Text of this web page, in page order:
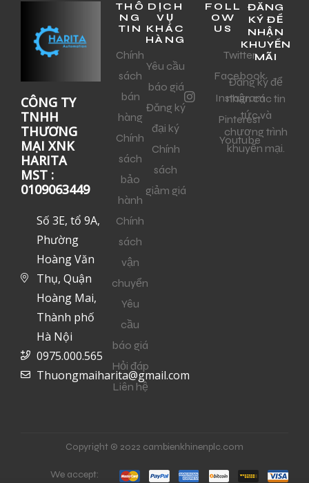
CÔNG TY
TNHH
THƯƠNG
MẠI XNK
HARITA
MST :
0109063449
Số 3E, tổ 9A,
Phường
Hoàng Văn
Thụ, Quận
Hoàng Mai,
Thành phố
Hà Nội
0975.000.565
Thuongmaiharita@gmail.com
THÔ
NG
TIN
Chính
sách
bán
hàng
Chính
sách
bảo
hành
Chính
sách
vận
chuyển
Yêu
cầu
báo giá
Hỏi đáp
Liên hệ
DỊCH
VỤ
KHÁC
HÀNG
Yêu cầu
báo giá
Đăng ký
đại ký
Chính
sách
giảm giá
FOLL
OW
US
Twitter
Facebook
Instagram
Pinterest
Youtube
ĐĂNG
KÝ ĐỂ
NHẬN
KHUYẾN
MÃI
Đăng ký để
nhận các tin
tức và
chương trình
khuyến mại.
Copyright © 2022 cambienkhinenplc.com
We accept: